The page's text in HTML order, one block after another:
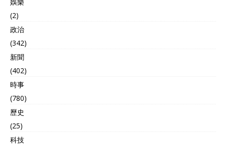
娛樂
(2)
政治
(342)
新聞
(402)
時事
(780)
歷史
(25)
科技